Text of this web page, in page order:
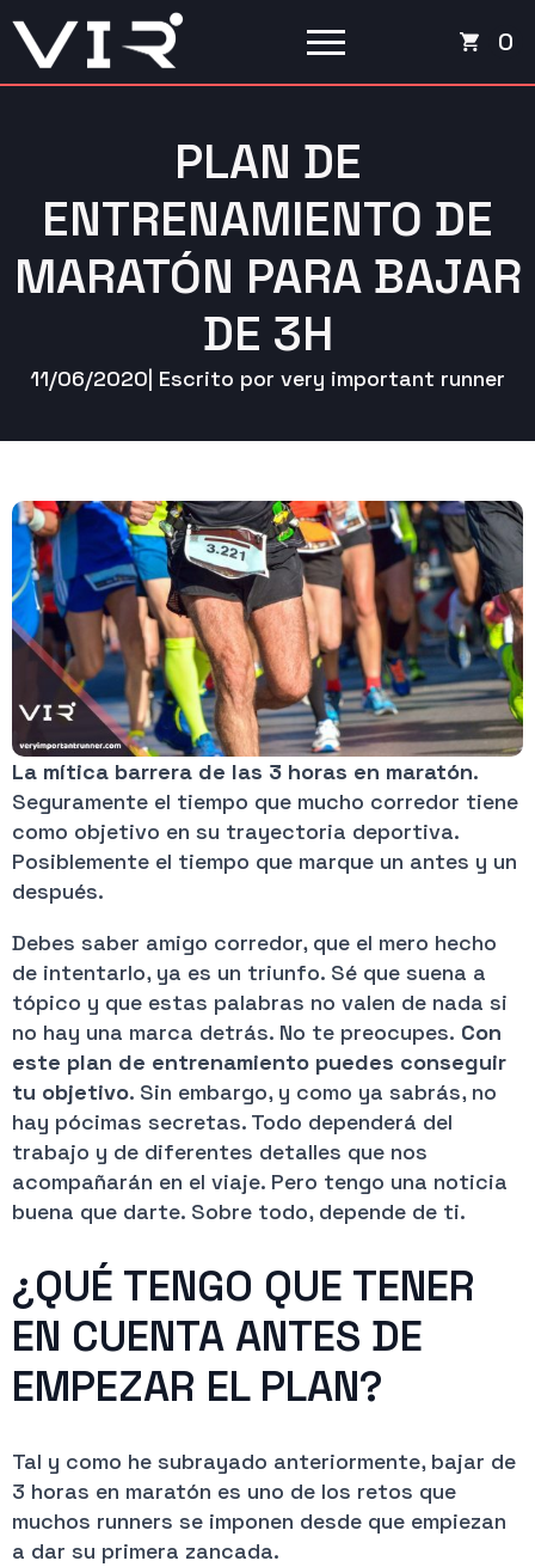
0
PLAN DE
ENTRENAMIENTO DE
MARATÓN PARA BAJAR
DE 3H
11/06/2020| Escrito por very important runner
La mítica barrera de las 3 horas en maratón.
Seguramente el tiempo que mucho corredor tiene
como objetivo en su trayectoria deportiva.
Posiblemente el tiempo que marque un antes y un
después.
Debes saber amigo corredor, que el mero hecho
de intentarlo, ya es un triunfo. Sé que suena a
tópico y que estas palabras no valen de nada si
no hay una marca detrás. No te preocupes. Con
este plan de entrenamiento puedes conseguir
tu objetivo. Sin embargo, y como ya sabrás, no
hay pócimas secretas. Todo dependerá del
trabajo y de diferentes detalles que nos
acompañarán en el viaje. Pero tengo una noticia
buena que darte. Sobre todo, depende de ti.
¿QUÉ TENGO QUE TENER
EN CUENTA ANTES DE
EMPEZAR EL PLAN?
Tal y como he subrayado anteriormente, bajar de
3 horas en maratón es uno de los retos que
muchos runners se imponen desde que empiezan
a dar su primera zancada.